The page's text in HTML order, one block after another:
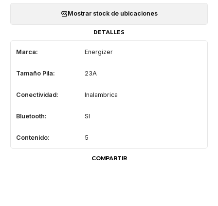
Mostrar stock de ubicaciones
DETALLES
Marca: Energizer
Tamaño Pila: 23A
Conectividad: Inalambrica
Bluetooth: SI
Contenido: 5
COMPARTIR